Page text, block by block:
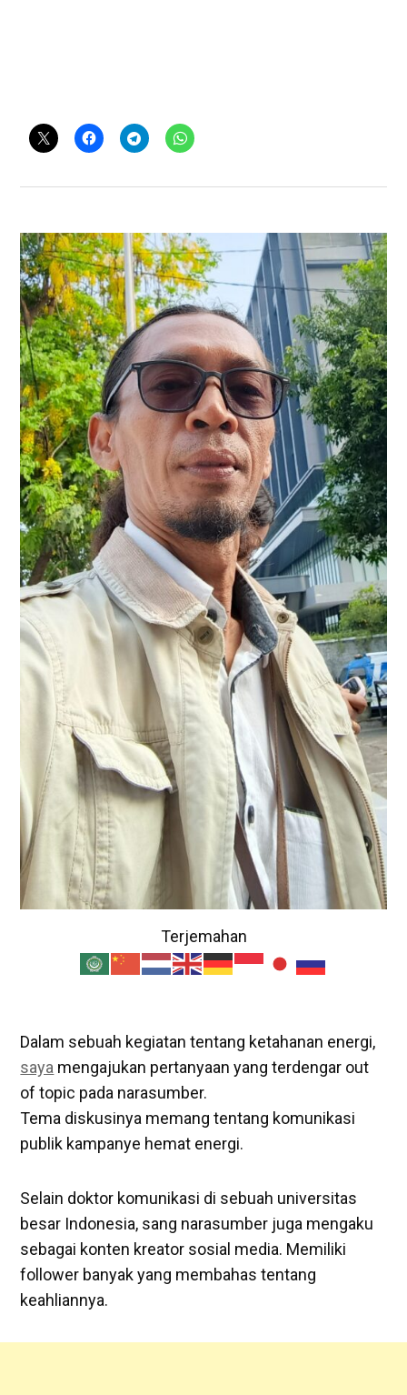
Terjemahan
Dalam sebuah kegiatan tentang ketahanan energi,
saya mengajukan pertanyaan yang terdengar out
of topic pada narasumber.
Tema diskusinya memang tentang komunikasi
publik kampanye hemat energi.
Selain doktor komunikasi di sebuah universitas
besar Indonesia, sang narasumber juga mengaku
sebagai konten kreator sosial media. Memiliki
follower banyak yang membahas tentang
keahliannya.